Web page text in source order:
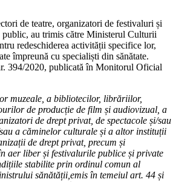
de teatre, organizatori de festivaluri și
public, au trimis către Ministerul Culturii
redeschiderea activității specifice lor,
împreună cu specialiști din sănătate.
394/2020, publicată în Monitorul Oficial
muzeale, a bibliotecilor, librăriilor,
de producție de film și audiovizual, a
de drept privat, de spectacole și/sau
a căminelor culturale și a altor instituții
de drept privat, precum și
aer liber și festivalurile publice și private
stabilite prin ordinul comun al
sănătății,emis în temeiul art. 44 și